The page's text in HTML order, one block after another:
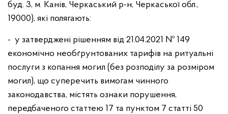
буд. 3, м. Канів, Черкаський р-н, Черкаської обл.,
19000), які полягають:
- у затверджені рішенням від 21.04.2021 № 149
економічно необґрунтованих тарифів на ритуальні
послуги з копання могил (без розподілу за розміром
могил), що суперечить вимогам чинного
законодавства, містять ознаки порушення,
передбаченого статтею 17 та пунктом 7 статті 50